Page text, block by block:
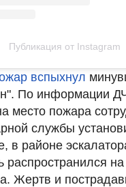
Публикация от Instagram
вспыхнул
По информации
место пожара
службы
в районе
распространился
Жертв и